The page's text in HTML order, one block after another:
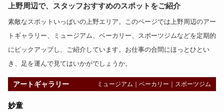
上野周辺で、スタッフおすすめのスポットをご紹介
素敵なスポットいっぱいの上野エリア。このページでは上野周辺のアー
トギャラリー、 ミュージアム、 ベーカリー、 スポーツジムなどを定期的
にピックアップし、ご紹介しています。お仕事の合間にほっとひとい
き、足を運んで見てはいかがでしょうか。
アートギャラリー ミュージアム ｜ベーカリー スポーツジム
妙童